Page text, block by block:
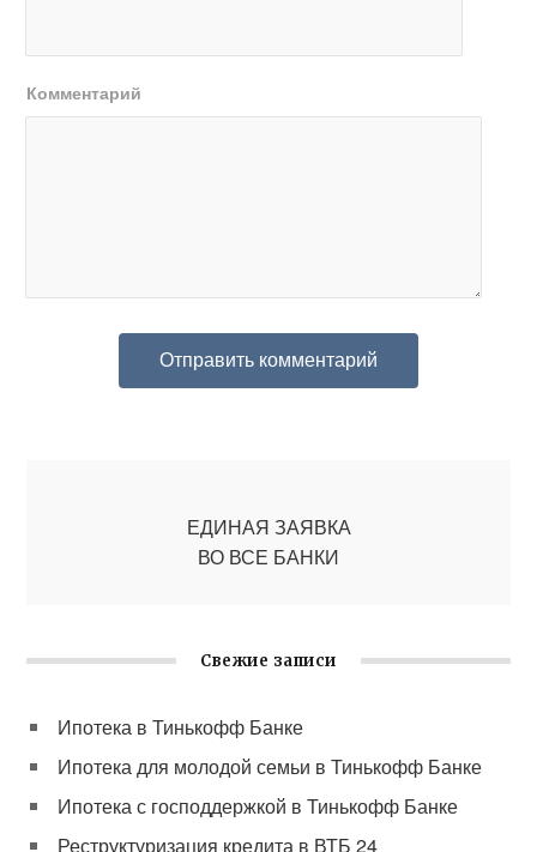
Комментарий
ЕДИНАЯ ЗАЯВКА
ВО ВСЕ БАНКИ
Свежие записи
Ипотека в Тинькофф Банке
Ипотека для молодой семьи в Тинькофф Банке
Ипотека с господдержкой в Тинькофф Банке
Реструктуризация кредита в ВТБ 24